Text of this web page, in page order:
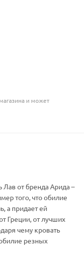
и может
Лав от бренда Арида –
того, что обилие
а придает ей
Греции, от лучших
чему кровать
резных